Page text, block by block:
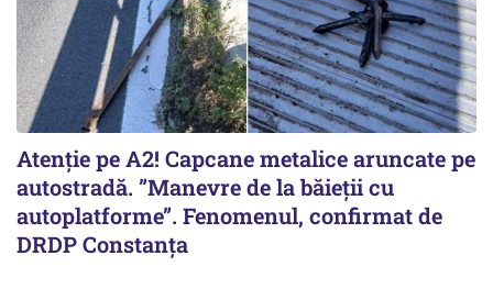
Atenție pe A2! Capcane metalice aruncate pe
autostradă. ”Manevre de la băieții cu
autoplatforme”. Fenomenul, confirmat de
DRDP Constanța